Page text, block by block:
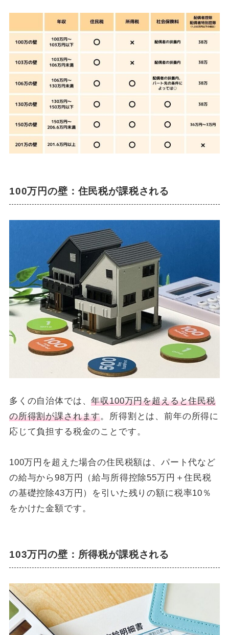
100万円の壁：住民税が課税される
多くの自治体では、年収100万円を超えると住民税
の所得割が課されます。所得割とは、前年の所得に
応じて負担する税金のことです。
100万円を超えた場合の住民税額は、パート代など
の給与から98万円（給与所得控除55万円＋住民税
の基礎控除43万円）を引いた残りの額に税率10％
をかけた金額です。
103万円の壁：所得税が課税される